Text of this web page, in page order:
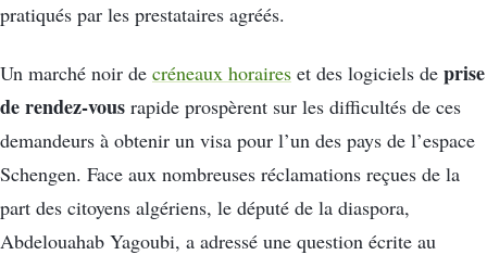
pratiqués par les prestataires agréés.
Un marché noir de créneaux horaires et des logiciels de prise
de rendez-vous rapide prospèrent sur les difficultés de ces
demandeurs à obtenir un visa pour l’un des pays de l’espace
Schengen. Face aux nombreuses réclamations reçues de la
part des citoyens algériens, le député de la diaspora,
Abdelouahab Yagoubi, a adressé une question écrite au